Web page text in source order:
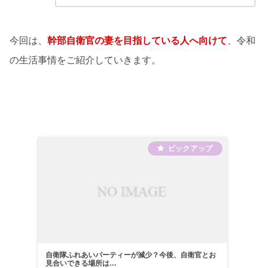
今回は、 幹部自衛官の妻を目指している人へ向けて 、令和
の生活事情をご紹介していきます。
自衛隊ふれあいパーティーが減少？今後、自衛官とお
見合いできる場所は…